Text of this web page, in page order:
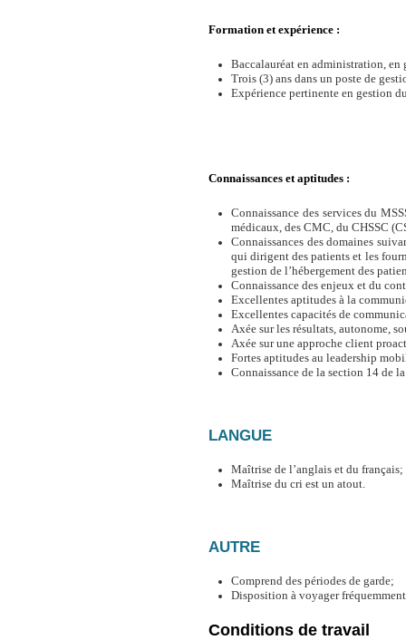
Formation et expérience :
Baccalauréat en administration, en
Trois (3) ans dans un poste de
Expérience pertinente en gestion
Connaissances et aptitudes :
Connaissance des services du
médicaux, des CMC, du CHSSC
Connaissances des domaines
qui dirigent des patients et les
gestion de l’hébergement des
Connaissance des enjeux et du
Excellentes aptitudes à la
Excellentes capacités de
Axée sur les résultats, autonome,
Axée sur une approche client
Fortes aptitudes au leadership
Connaissance de la section 14 de
LANGUE
Maîtrise de l’anglais et du français;
Maîtrise du cri est un atout.
AUTRE
Comprend des périodes de garde;
Disposition à voyager
Conditions de travail